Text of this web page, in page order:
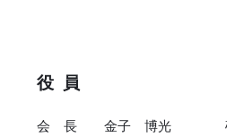
役 員
会 長 金子 博光